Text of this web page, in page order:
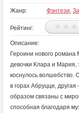
Жанр: Фэнтези,
Рейтинг:
Описание:
Героини нового
девочки Клара и Мария,
коснулось волшебство.
в горах Абруцци,
образом связаны с
способная благодаря